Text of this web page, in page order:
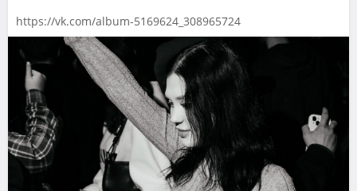
https://vk.com/album-5169624_308965724